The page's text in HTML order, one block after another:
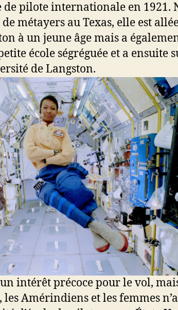
de pilote internationale en 1921.
métayers au Texas, elle est
à un jeune âge mais a
école ségréguée et a ensuite
de Langston.
intérêt précoce pour le vol,
Amérindiens et les femmes